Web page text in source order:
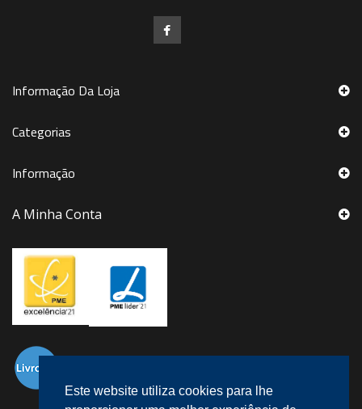
Este website utiliza cookies para lhe
Informação Da Loja
Categorias
Informação
A Minha Conta